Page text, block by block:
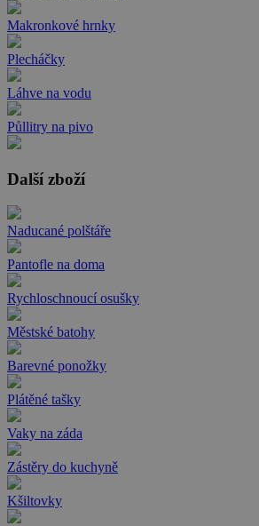
Makronkové hrnky
Plecháčky
Láhve na vodu
Půllitry na pivo
Další zboží
Naducané polštáře
Pantofle na doma
Rychloschnoucí osušky
Městské batohy
Barevné ponožky
Plátěné tašky
Vaky na záda
Zástěry do kuchyně
Kšiltovky